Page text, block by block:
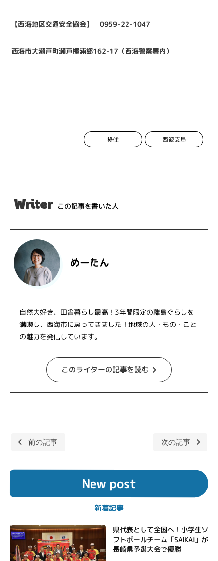
【西海地区交通安全協会】 0959-22-1047
西海市大瀬戸町瀬戸樫浦郷162-17（西海警察署内）
移住 西彼支局
Writer この記事を書いた人
めーたん
自然大好き、田舎暮らし最高！3年間限定の離島ぐらしを
満喫し、西海市に戻ってきました！地域の人・もの・こと
の魅力を発信しています。
このライターの記事を読む
稿
ビ
ー
シ
ョ
前の記事 次の記事
New post
新着記事
県代表として全国へ！小学生ソ
フトボールチーム「SAIKAI」が
長崎県予選大会で優勝